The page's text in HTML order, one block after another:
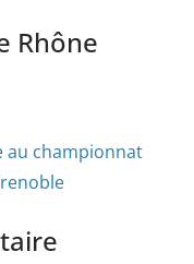
Rhône
au championnat